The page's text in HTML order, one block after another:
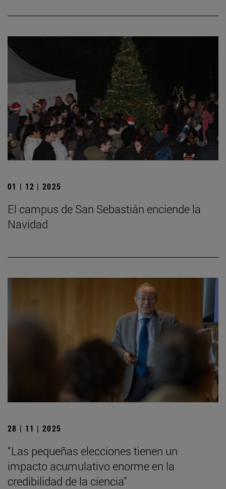
01 | 12 | 2025
El campus de San Sebastián enciende la
Navidad
28 | 11 | 2025
“Las pequeñas elecciones tienen un
impacto acumulativo enorme en la
credibilidad de la ciencia”